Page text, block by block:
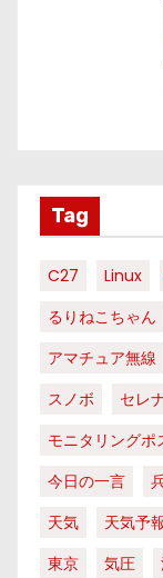
Tag
C27 Linux
るりねこちゃん
アマチュア無線
スノボ
セレ
モニタリングポ
今日の一言
天気
天気予
東京
気圧